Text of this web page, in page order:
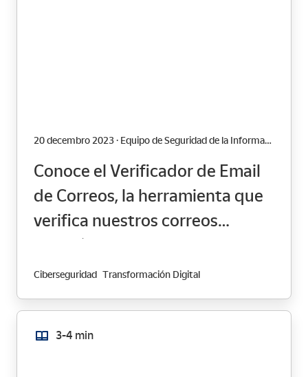
20 decembro 2023 · Equipo de Seguridad de la Información
Conoce el Verificador de Email
de Correos, la herramienta que
verifica nuestros correos
electrónicos
Ciberseguridad Transformación Digital
3-4 min